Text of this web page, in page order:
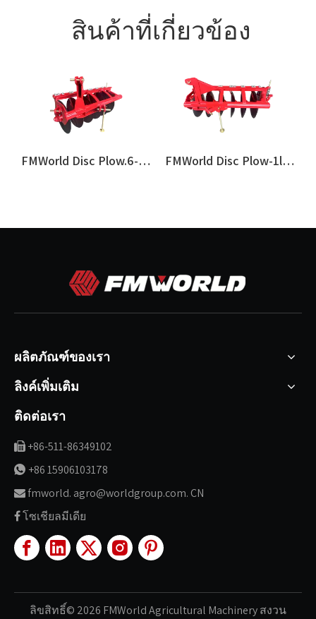
สินค้าที่เกี่ยวข้อง
FMWorld Disc Plow.6-25 FMWorld Disc Plow-1ly.5-25
ผลิตภัณฑ์ของเรา
ลิงค์เพิ่มเติม
ติดต่อเรา
 +86-511-86349102
 +86 15906103178
fmworld. agro@worldgroup.com. CN
โซเชียลมีเดีย
ลิขสิทธิ์© 2026 FMWorld Agricultural Machinery สงวน